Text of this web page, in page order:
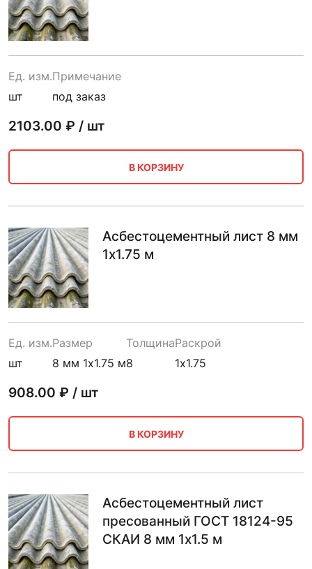
Ед. изм.
шт
Примечание
под заказ
2103.00 ₽ / шт
В КОРЗИНУ
Асбестоцементный лист 8 мм
1х1.75 м
Ед. изм.
шт
Размер
8 мм 1х1.75 м
Толщина
8
Раскрой
1х1.75
908.00 ₽ / шт
В КОРЗИНУ
Асбестоцементный лист
пресованный ГОСТ 18124-95
СКАИ 8 мм 1х1.5 м